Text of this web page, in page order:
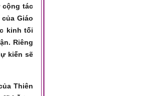
cộng tác
Giáo
kinh tối
Riêng
kiến sẽ
Thiên